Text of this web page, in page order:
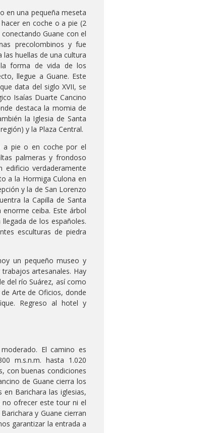
en una pequeña meseta
en coche o a pie (2
Guane con el
precolombinos y fue
huellas de una cultura
la forma de vida de los
llegue a Guane. Este
data del siglo XVII, se
Isaías Duarte Cancino
destaca la momia de
la Iglesia de Santa
y la Plaza Central.
a pie o en coche por el
palmeras y frondoso
verdaderamente
a la Hormiga Culona en
y la de San Lorenzo
la Capilla de Santa
ceiba. Este árbol
de los españoles.
esculturas de piedra
un pequeño museo y
artesanales. Hay
del río Suárez, así como
Arte de Oficios, donde
Regreso al hotel y
El camino es
m.s.n.m. hasta 1.020
con buenas condiciones
de Guane cierra los
Barichara las iglesias,
no ofrecer este tour ni el
y Guane cierran
garantizar la entrada a